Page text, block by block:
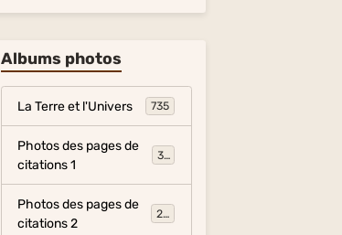
Albums photos
La Terre et l'Univers 735
Photos des pages de
citations 1
317
Photos des pages de
citations 2
281